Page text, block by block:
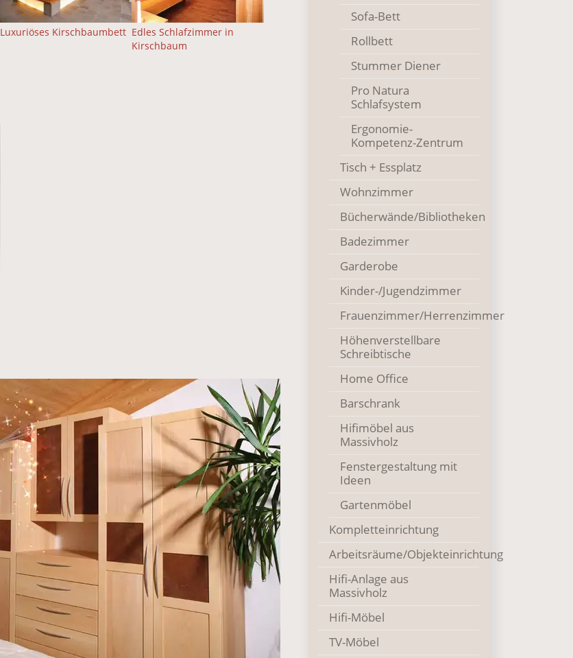
Sofa-Bett
Rollbett
Stummer Diener
Pro Natura
Schlafsystem
Ergonomie-
Kompetenz-Zentrum
Tisch + Essplatz
Wohnzimmer
Bücherwände/Bibliotheken
Badezimmer
Garderobe
Kinder-/Jugendzimmer
Frauenzimmer/Herrenzimmer
Höhenverstellbare
Schreibtische
Home Office
Barschrank
Hifimöbel aus
Massivholz
Fenstergestaltung mit
Ideen
Gartenmöbel
Kompletteinrichtung
Arbeitsräume/Objekteinrichtung
Hifi-Anlage aus
Massivholz
Hifi-Möbel
TV-Möbel
Luxuriöses Kirschbaumbett Edles Schlafzimmer in
Kirschbaum